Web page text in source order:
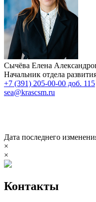
Сычёва Елена
Начальник отдела
+7 (391) 205-00-00 доб. 115
sea@krascsm.ru
Дата последнего
×
×
Контакты